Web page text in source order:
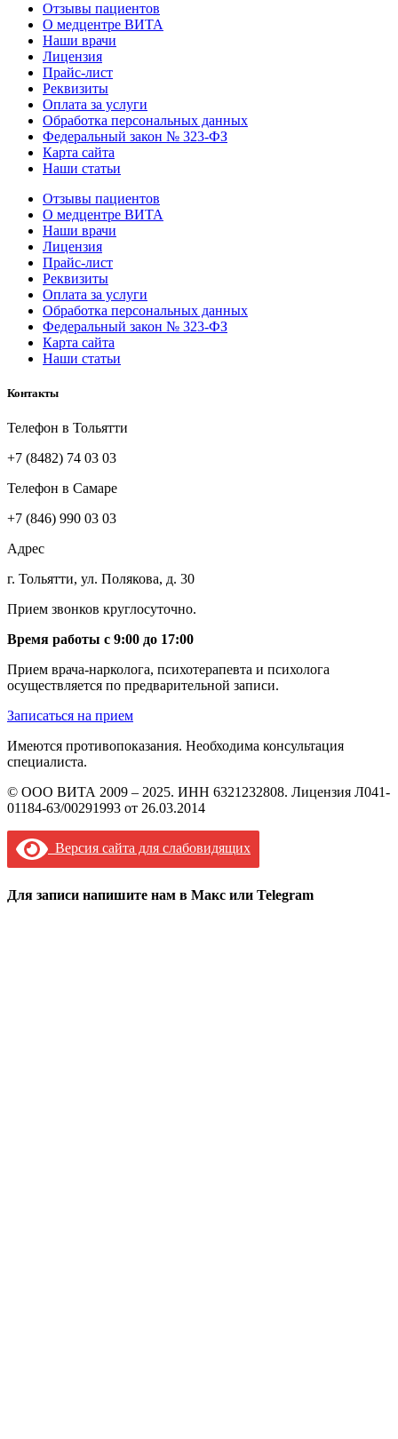
Отзывы пациентов
О медцентре ВИТА
Наши врачи
Лицензия
Прайс-лист
Реквизиты
Оплата за услуги
Обработка персональных данных
Федеральный закон № 323-ФЗ
Карта сайта
Наши статьи
Отзывы пациентов
О медцентре ВИТА
Наши врачи
Лицензия
Прайс-лист
Реквизиты
Оплата за услуги
Обработка персональных данных
Федеральный закон № 323-ФЗ
Карта сайта
Наши статьи
Контакты
Телефон в Тольятти
+7 (8482) 74 03 03
Телефон в Самаре
+7 (846) 990 03 03
Адрес
г. Тольятти, ул. Полякова, д. 30
Прием звонков круглосуточно.
Время работы с 9:00 до 17:00
Прием врача-нарколога, психотерапевта и психолога
осуществляется по предварительной записи.
Записаться на прием
Имеются противопоказания. Необходима консультация
специалиста.
© ООО ВИТА 2009 – 2025. ИНН 6321232808. Лицензия Л041-
01184-63/00291993 от 26.03.2014
Версия сайта для слабовидящих
Для записи напишите нам в Макс или Telegram